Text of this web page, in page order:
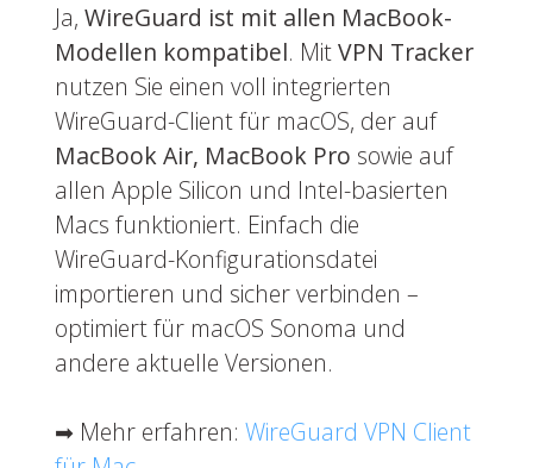
Ja, WireGuard ist mit allen MacBook-
Modellen kompatibel. MitVPN Tracker
nutzen Sie einen voll integrierten
WireGuard-Client für macOS, der auf
MacBook Air, MacBook Pro sowie auf
allen Apple Silicon und Intel-basierten
Macs funktioniert. Einfach die
WireGuard-Konfigurationsdatei
importieren und sicher verbinden –
optimiert für macOS Sonoma und
andere aktuelle Versionen.
➡ Mehr erfahren: WireGuard VPN Client